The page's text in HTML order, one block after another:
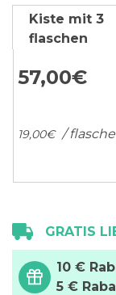
Bildgalerie
springen
Kiste mit 3
flaschen
57,00€
19,00€ / flasche
GRATIS
10 €
5 €